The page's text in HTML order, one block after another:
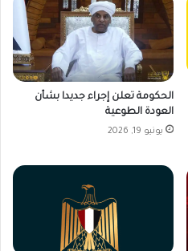
الحكومة تعلن إجراء جديدا بشأن
العودة الطوعية
يونيو 19, 2026